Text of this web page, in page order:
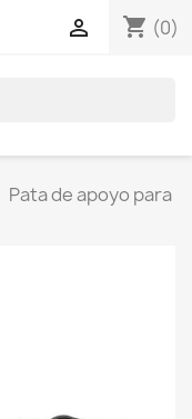
shopping_cart (0)

Pata de apoyo para